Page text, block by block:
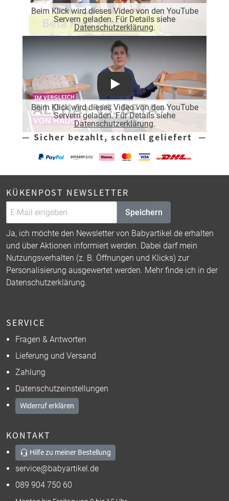
Beim Klick wird dieses Video von den YouTube
Servern geladen. Für Details siehe
Datenschutzerklärung.
Beim Klick wird dieses Video von den YouTube
Servern geladen. Für Details siehe
Datenschutzerklärung.
Play
— Sicher bezahlt, schnell geliefert —
KÜKENPOST NEWSLETTER
Speichern
Ja, ich möchte den Newsletter von Babyartikel.de erhalten
und über Aktionen informiert werden. Dabei darf mein
Nutzungsverhalten (z. B. Öffnungen und Klicks) zur
Personalisierung ausgewertet werden. Mehr finde ich in der
Datenschutzerklärung.
SERVICE
Fragen & Antworten
Lieferung und Versand
Zahlung
Datenschutzeinstellungen
Widerruf erklären
KONTAKT
Hilfe zu meiner Bestellung
service@babyartikel.de
089 904 750 60